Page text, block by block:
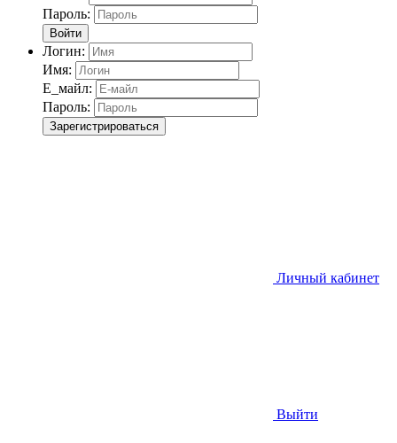
Пароль:
Войти
Логин:
Имя:
Е_майл:
Пароль:
Зарегистрироваться
Личный кабинет
Выйти